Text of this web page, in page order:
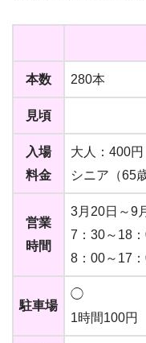
本数 280本
見頃
入場
料金
大人：400円
シニア（65
営業
時間
3月20日～9
7：30～18
8：00～17
駐車場
◯
1時間100円